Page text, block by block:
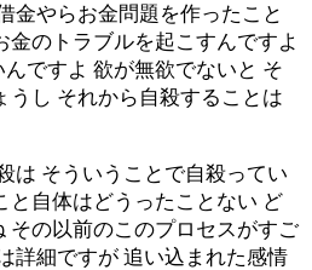
金やらお金問題を作ったこと
金のトラブルを起こすんですよ
ですよ 欲が無欲でないと そ
うし それから自殺することは
は そういうことで自殺ってい
と自体はどうったことない ど
その以前のこのプロセスがすご
詳細ですが 追い込まれた感情